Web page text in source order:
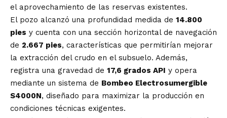
el aprovechamiento de las reservas existentes.
El pozo alcanzó una profundidad medida de 14.800
pies y cuenta con una sección horizontal de navegación
de 2.667 pies, características que permitirían mejorar
la extracción del crudo en el subsuelo. Además,
registra una gravedad de 17,6 grados API y opera
mediante un sistema de Bombeo Electrosumergible
S4000N, diseñado para maximizar la producción en
condiciones técnicas exigentes.